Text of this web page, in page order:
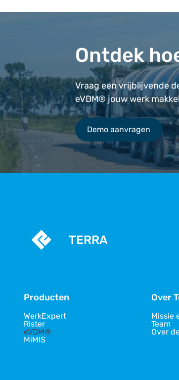
Ontdek
Vraag een vrijblijvende
eVDM® jouw werk
Demo aanvragen
TERRA
Producten
WerkExpert
Rister
eVDM®
MiMIS
Over
Missie
Team
Over